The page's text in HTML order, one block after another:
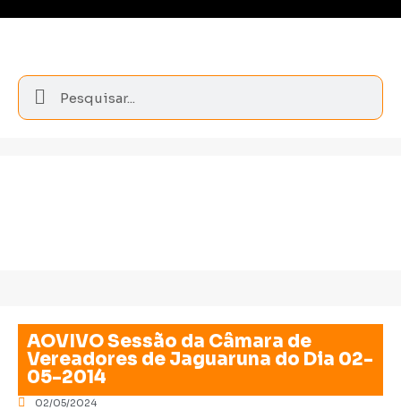
AOVIVO Sessão da Câmara de
Vereadores de Jaguaruna do Dia 02-
05-2014
02/05/2024